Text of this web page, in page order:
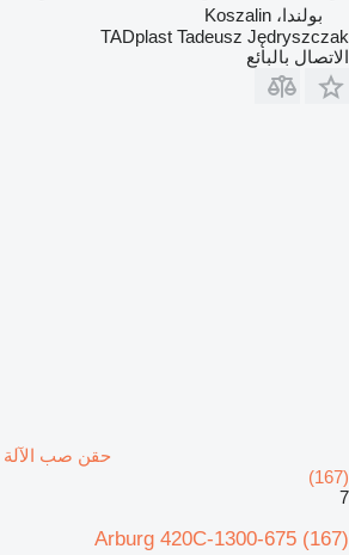
بولندا، Koszalin
TADplast Tadeusz Jędryszczak
الاتصال بالبائع
(167)
7
Arburg 420C-1300-675 (167)